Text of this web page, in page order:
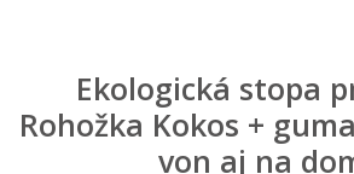
Ekologická stopa
Rohožka Kokos +
von aj na